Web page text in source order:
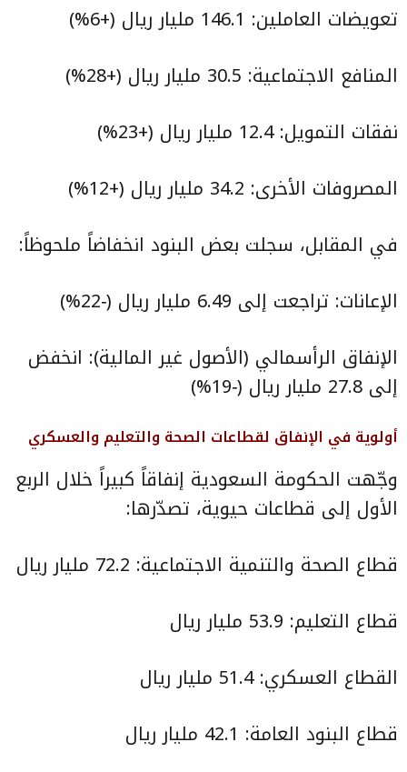
تعويضات العاملين: 146.1 مليار ريال (+6%)
المنافع الاجتماعية: 30.5 مليار ريال (+28%)
نفقات التمويل: 12.4 مليار ريال (+23%)
المصروفات الأخرى: 34.2 مليار ريال (+12%)
في المقابل، سجلت بعض البنود انخفاضاً ملحوظاً:
الإعانات: تراجعت إلى 6.49 مليار ريال (−22%)
الإنفاق الرأسمالي (الأصول غير المالية): انخفض
إلى 27.8 مليار ريال (−19%)
أولوية في الإنفاق لقطاعات الصحة والتعليم والعسكري
وجّهت الحكومة السعودية إنفاقاً كبيراً خلال الربع
الأول إلى قطاعات حيوية، تصدّرها:
قطاع الصحة والتنمية الاجتماعية: 72.2 مليار ريال
قطاع التعليم: 53.9 مليار ريال
القطاع العسكري: 51.4 مليار ريال
قطاع البنود العامة: 42.1 مليار ريال